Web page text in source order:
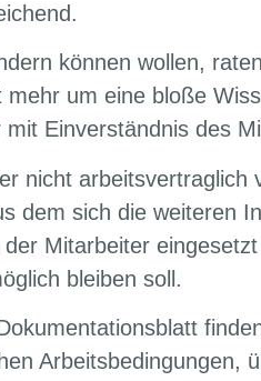
können wollen,
um eine bloße
Einverständnis des
nicht
dem sich die weiteren
Mitarbeiter
bleiben soll.
Arbeitsbedingungen,